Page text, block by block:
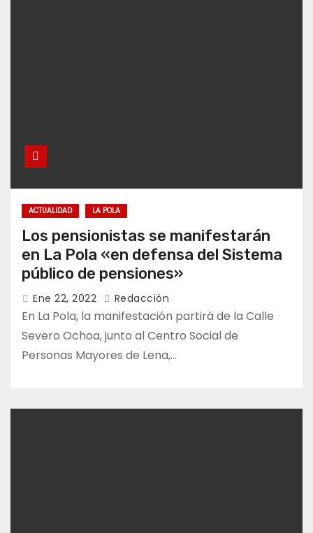
ACTUALIDAD LA POLA
Los pensionistas se manifestarán
en La Pola «en defensa del Sistema
público de pensiones»
Ene 22, 2022 Redacción
En La Pola, la manifestación partirá de la Calle
Severo Ochoa, junto al Centro Social de
Personas Mayores de Lena,…